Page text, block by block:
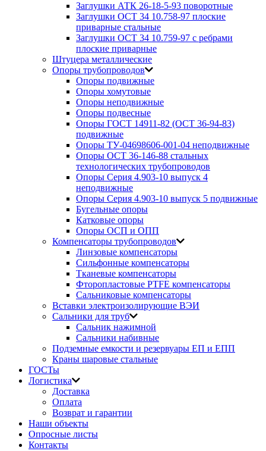
Заглушки АТК 26-18-5-93 поворотные
Заглушки ОСТ 34 10.758-97 плоские
приварные стальные
Заглушки ОСТ 34 10.759-97 с ребрами
плоские приварные
Штуцера металлические
Опоры трубопроводов
Опоры подвижные
Опоры хомутовые
Опоры неподвижные
Опоры подвесные
Опоры ГОСТ 14911-82 (ОСТ 36-94-83)
подвижные
Опоры ТУ-04698606-001-04 неподвижные
Опоры ОСТ 36-146-88 стальных
технологических трубопроводов
Опоры Серия 4.903-10 выпуск 4
неподвижные
Опоры Серия 4.903-10 выпуск 5 подвижные
Бугельные опоры
Катковые опоры
Опоры ОСП и ОПП
Компенсаторы трубопроводов
Линзовые компенсаторы
Сильфонные компенсаторы
Тканевые компенсаторы
Фторопластовые PTFE компенсаторы
Сальниковые компенсаторы
Вставки электроизолирующие ВЭИ
Сальники для труб
Сальник нажимной
Сальники набивные
Подземные емкости и резервуары ЕП и ЕПП
Краны шаровые стальные
ГОСТы
Логистика
Доставка
Оплата
Возврат и гарантии
Наши объекты
Опросные листы
Контакты